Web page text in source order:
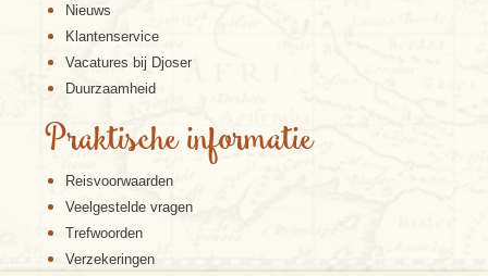
Nieuws
Klantenservice
Vacatures bij Djoser
Duurzaamheid
Praktische informatie
Reisvoorwaarden
Veelgestelde vragen
Trefwoorden
Verzekeringen